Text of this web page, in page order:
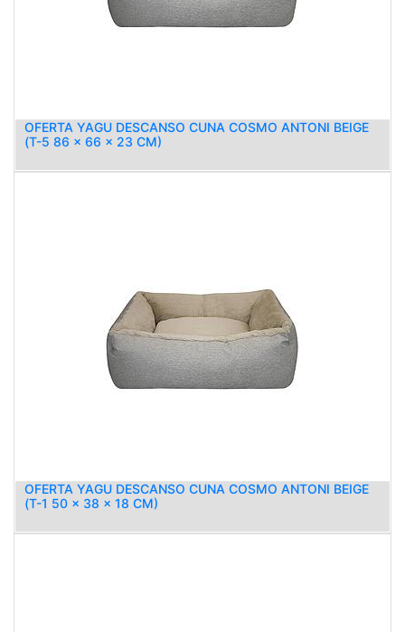
OFERTA YAGU DESCANSO CUNA COSMO ANTONI BEIGE
(T-5 86 x 66 x 23 CM)
OFERTA YAGU DESCANSO CUNA COSMO ANTONI BEIGE
(T-1 50 x 38 x 18 CM)